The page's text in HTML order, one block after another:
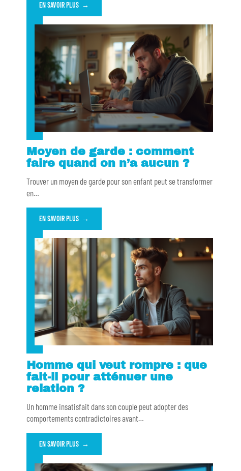
EN SAVOIR PLUS
Moyen de garde : comment
faire quand on n’a aucun ?
Trouver un moyen de garde pour son enfant peut se transformer
en…
EN SAVOIR PLUS
Homme qui veut rompre : que
fait-il pour atténuer une
relation ?
Un homme insatisfait dans son couple peut adopter des
comportements contradictoires avant…
EN SAVOIR PLUS